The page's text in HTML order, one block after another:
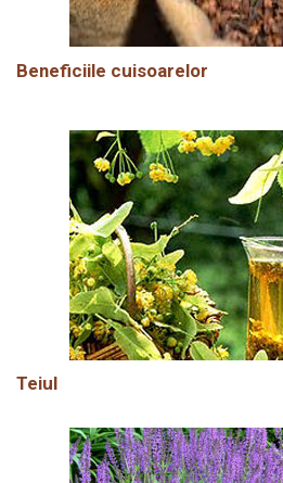
Beneficiile cuisoarelor
Teiul